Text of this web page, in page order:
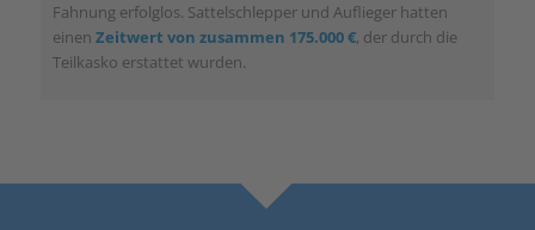
Fahnung erfolglos. Sattelschlepper und Auflieger hatten
einen Zeitwert von zusammen 175.000 €, der durch die
Teilkasko erstattet wurden.